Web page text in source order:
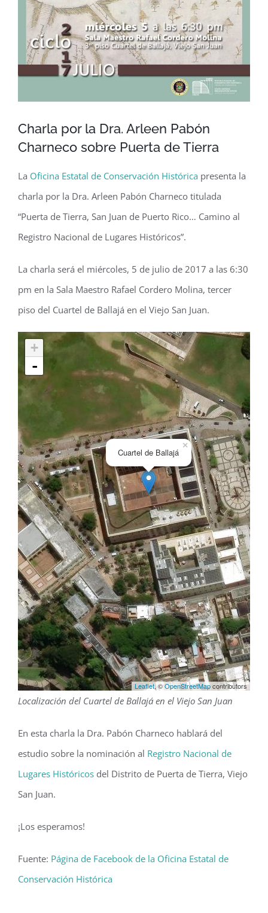
Charla por la Dra. Arleen Pabón
Charneco sobre Puerta de Tierra
La Oficina Estatal de Conservación Histórica presenta la
charla por la Dra. Arleen Pabón Charneco titulada
“Puerta de Tierra, San Juan de Puerto Rico… Camino al
Registro Nacional de Lugares Históricos”.
La charla será el miércoles, 5 de julio de 2017 a las 6:30
pm en la Sala Maestro Rafael Cordero Molina, tercer
piso del Cuartel de Ballajá en el Viejo San Juan.
×
Cuartel de Ballajá
+
-
Leaflet, ©OpenStreetMapcontributors
Localización del Cuartel de Ballajá en el Viejo San Juan
En esta charla la Dra. Pabón Charneco hablará del
estudio sobre la nominación al Registro Nacional de
Lugares Históricos del Distrito de Puerta de Tierra, Viejo
San Juan.
¡Los esperamos!
Fuente: Página de Facebook de la Oficina Estatal de
Conservación Histórica